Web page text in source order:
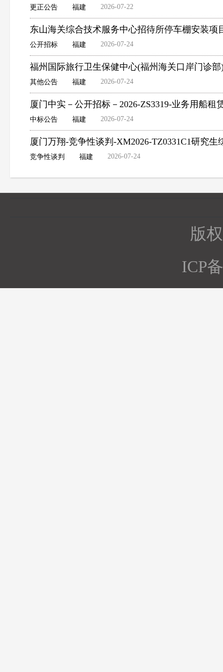
更正公告 福建 2026-07-22
东山海关综合技术服务中心招待所停车棚安装项
公开招标 福建 2026-07-24
福州国际旅行卫生保健中心(福州海关口岸门诊
其他公告 福建 2026-07-24
厦门中实－公开招标－2026-ZS3319-业务用船租
中标公告 福建 2026-07-24
厦门万翔-竞争性谈判-XM2026-TZ0331C1研究
竞争性谈判 福建 2026-07-24
版
ICP